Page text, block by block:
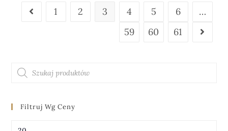
1 2 3 4 5 6
…
59
60 61
Filtruj Wg Ceny